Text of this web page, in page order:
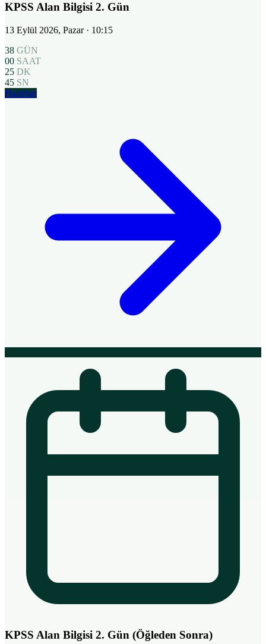
KPSS Alan Bilgisi 2. Gün
13 Eylül 2026, Pazar · 10:15
38 GÜN
00 SAAT
25 DK
44 SN
Hazırlan
KPSS Alan Bilgisi 2. Gün (Öğleden Sonra)